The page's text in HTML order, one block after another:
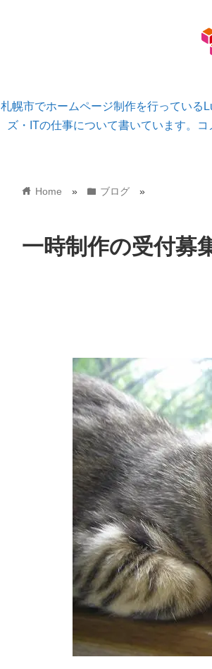
札幌市でホームページ制作を行っている
ズ・ITの仕事について書いています。
home Home » folder ブログ »
一時制作の受付募